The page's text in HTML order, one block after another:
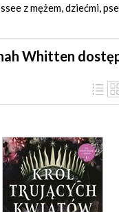
z mężem, dziećmi,
Whitten